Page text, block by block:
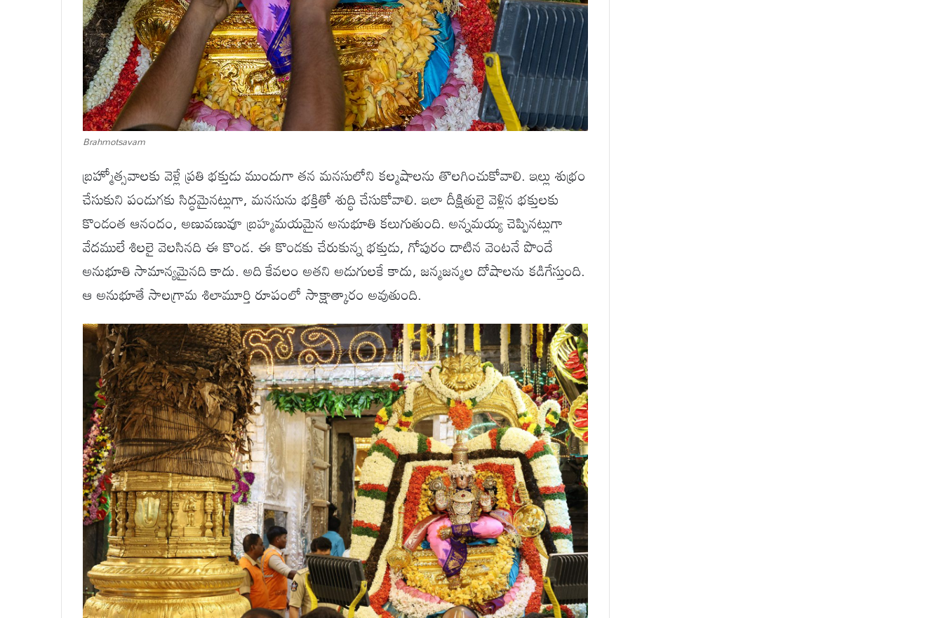
Brahmotsavam
బ్రహ్మోత్సవాలకు వెళ్లే ప్రతి భక్తుడు ముందుగా తన మనసులోని కల్మషాలను తొలగించుకోవాలి. ఇల్లు శుభ్రం
చేసుకుని పండుగకు సిద్ధమైనట్లుగా, మనసును భక్తితో శుద్ధి చేసుకోవాలి. ఇలా దీక్షితులై వెళ్లిన భక్తులకు
కొండంత ఆనందం, అణువణువూ బ్రహ్మమయమైన అనుభూతి కలుగుతుంది. అన్నమయ్య చెప్పినట్లుగా
వేదములే శిలలై వెలసినది ఈ కొండ. ఈ కొండకు చేరుకున్న భక్తుడు, గోపురం దాటిన వెంటనే పొందే
అనుభూతి సామాన్యమైనది కాదు. అది కేవలం అతని అడుగులకే కాదు, జన్మజన్మల దోషాలను కడిగేస్తుంది.
ఆ అనుభూతే సాలగ్రామ శిలామూర్తి రూపంలో సాక్షాత్కారం అవుతుంది.